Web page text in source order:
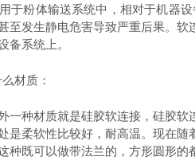
于粉体输送系统中，相对于机器
至发生静电危害导致严重后果。
备系统上。
材质：
种材质就是硅胶软连接，硅胶软
是柔软性比较好，耐高温。现在
种既可以做带法兰的，方形圆形